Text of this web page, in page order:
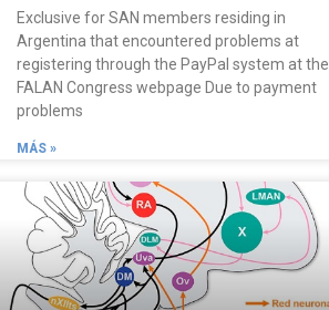
Exclusive for SAN members residing in
Argentina that encountered problems at
registering through the PayPal system at the
FALAN Congress webpage Due to payment
problems
MÁS »